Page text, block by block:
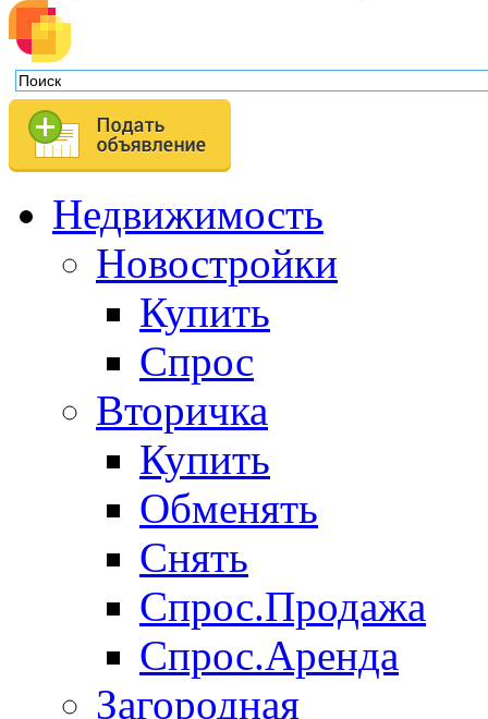
Недвижимость
Новостройки
Купить
Спрос
Вторичка
Купить
Обменять
Снять
Спрос.Продажа
Спрос.Аренда
Загородная